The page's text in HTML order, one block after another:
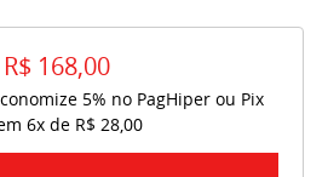
R$ 168,00
5% no PagHiper ou Pix
6x de R$ 28,00